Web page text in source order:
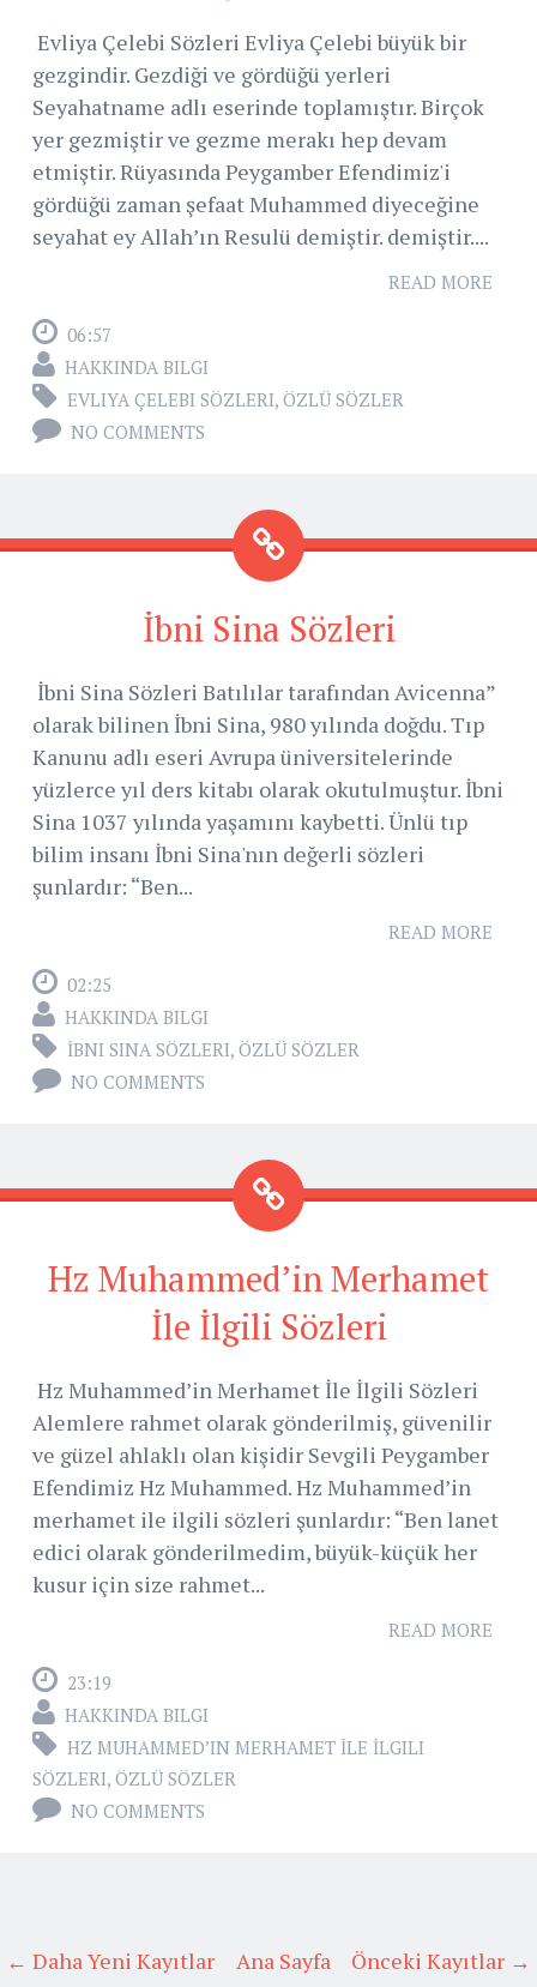
Evliya Çelebi Sözleri Evliya Çelebi büyük bir
gezgindir. Gezdiği ve gördüğü yerleri
Seyahatname adlı eserinde toplamıştır. Birçok
yer gezmiştir ve gezme merakı hep devam
etmiştir. Rüyasında Peygamber Efendimiz'i
gördüğü zaman şefaat Muhammed diyeceğine
seyahat ey Allah’ın Resulü demiştir. demiştir....
READ MORE
06:57
HAKKINDA BILGI
EVLIYA ÇELEBI SÖZLERI, ÖZLÜ SÖZLER
NO COMMENTS
İbni Sina Sözleri
İbni Sina Sözleri Batılılar tarafından Avicenna”
olarak bilinen İbni Sina, 980 yılında doğdu. Tıp
Kanunu adlı eseri Avrupa üniversitelerinde
yüzlerce yıl ders kitabı olarak okutulmuştur. İbni
Sina 1037 yılında yaşamını kaybetti. Ünlü tıp
bilim insanı İbni Sina'nın değerli sözleri
şunlardır: “Ben...
READ MORE
02:25
HAKKINDA BILGI
İBNI SINA SÖZLERI, ÖZLÜ SÖZLER
NO COMMENTS
Hz Muhammed’in Merhamet
İle İlgili Sözleri
Hz Muhammed’in Merhamet İle İlgili Sözleri
Alemlere rahmet olarak gönderilmiş, güvenilir
ve güzel ahlaklı olan kişidir Sevgili Peygamber
Efendimiz Hz Muhammed. Hz Muhammed’in
merhamet ile ilgili sözleri şunlardır: “Ben lanet
edici olarak gönderilmedim, büyük-küçük her
kusur için size rahmet...
READ MORE
23:19
HAKKINDA BILGI
HZ MUHAMMED’IN MERHAMET İLE İLGILI
SÖZLERI, ÖZLÜ SÖZLER
NO COMMENTS
← Daha Yeni Kayıtlar Önceki Kayıtlar →
Ana Sayfa